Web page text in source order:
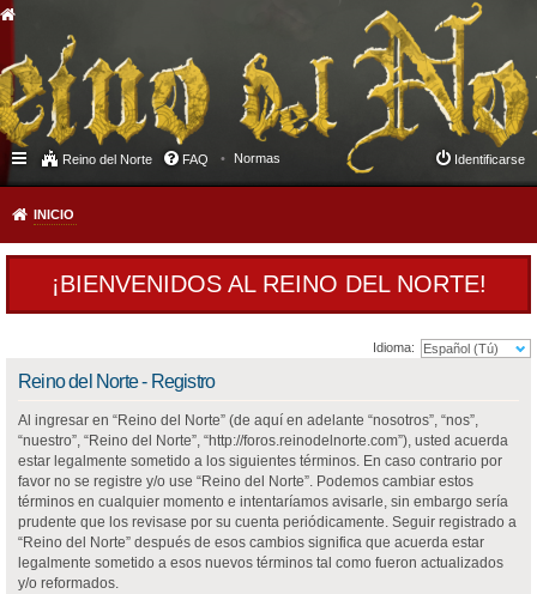
Reino del Norte FAQ Normas Identificarse
INICIO
¡BIENVENIDOS AL REINO DEL NORTE!
Idioma:
Reino del Norte - Registro
Al ingresar en “Reino del Norte” (de aquí en adelante “nosotros”, “nos”,
“nuestro”, “Reino del Norte”, “http://foros.reinodelnorte.com”), usted acuerda
estar legalmente sometido a los siguientes términos. En caso contrario por
favor no se registre y/o use “Reino del Norte”. Podemos cambiar estos
términos en cualquier momento e intentaríamos avisarle, sin embargo sería
prudente que los revisase por su cuenta periódicamente. Seguir registrado a
“Reino del Norte” después de esos cambios significa que acuerda estar
legalmente sometido a esos nuevos términos tal como fueron actualizados
y/o reformados.